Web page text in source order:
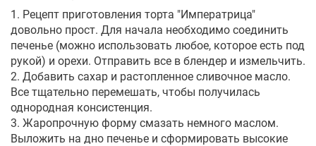
1. Рецепт приготовления торта "Императрица"
довольно прост. Для начала необходимо соединить
печенье (можно использовать любое, которое есть под
рукой) и орехи. Отправить все в блендер и измельчить.
2. Добавить сахар и растопленное сливочное масло.
Все тщательно перемешать, чтобы получилась
однородная консистенция.
3. Жаропрочную форму смазать немного маслом.
Выложить на дно печенье и сформировать высокие